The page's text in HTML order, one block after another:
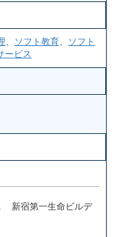
、 ソフト教育、
ソフト
ービス
新宿第一生命ビルデ